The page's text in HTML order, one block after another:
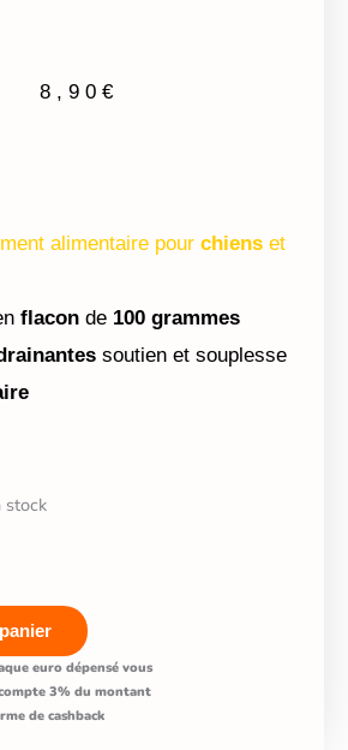
8,90 €
alimentaire pour chiens et
flacon de 100 grammes
soutien et souplesse
stock
euro dépensé vous
3% du montant
de cashback